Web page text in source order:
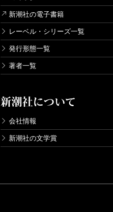
新潮社の電子書籍
レーベル・シリーズ一覧
発行形態一覧
著者一覧
新潮社について
会社情報
新潮社の文学賞